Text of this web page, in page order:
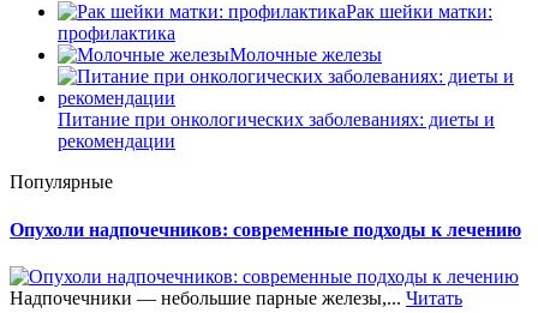
Рак шейки матки:
профилактика
Молочные железы
Питание при онкологических заболеваниях: диеты и
рекомендации
Популярные
Опухоли надпочечников: современные подходы к лечению
Надпочечники — небольшие парные железы,... Читать